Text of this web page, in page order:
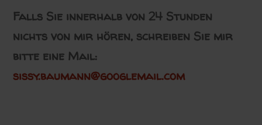
Falls Sie innerhalb von 24 Stunden
nichts von mir hören, schreiben Sie mir
bitte eine Mail:
sissy.baumann@googlemail.com